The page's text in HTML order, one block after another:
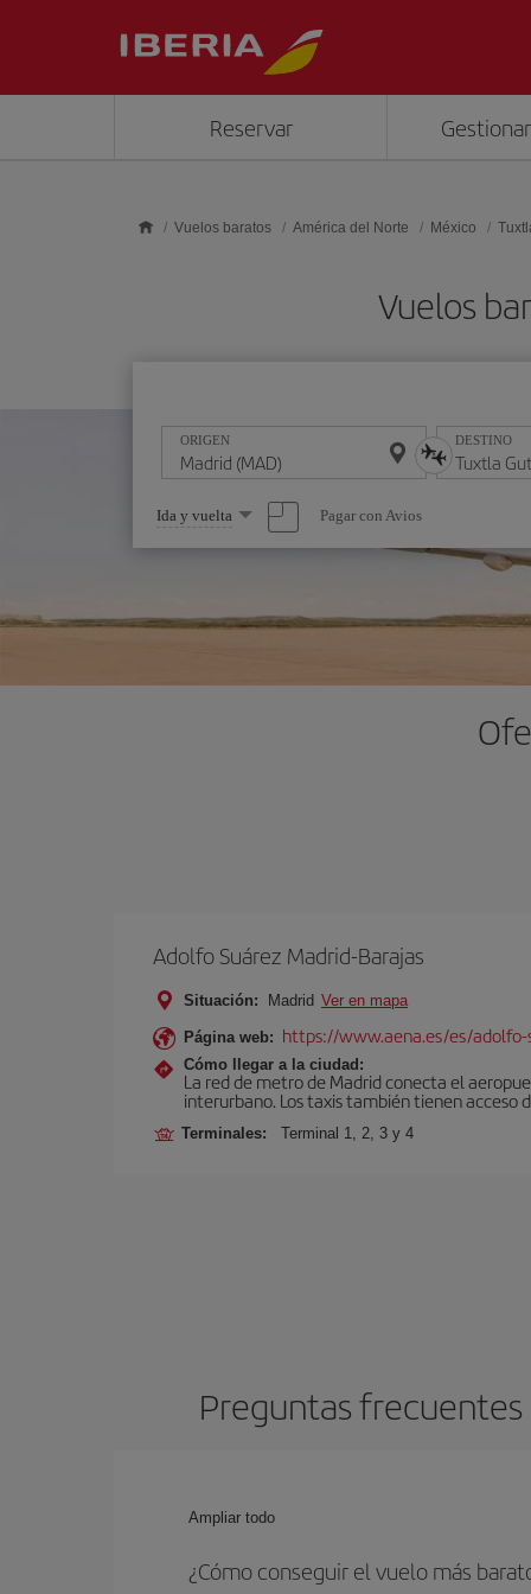
Reservar
Vuelos baratos América del Norte México
Vuelos
ORIGEN DESTINO
Seleccione
una
opción
Ida y vuelta Pagar con Avios
Adolfo Suárez Madrid-Barajas
Situación: Madrid Ver en mapa
Página web: https://www.aena.es/es/
Cómo llegar a la ciudad:
La red de metro de Madrid conecta el
interurbano. Los taxis también tienen acceso
Terminales: Terminal 1, 2, 3 y 4
Preguntas
Ampliar todo
¿Cómo conseguir el vuelo más